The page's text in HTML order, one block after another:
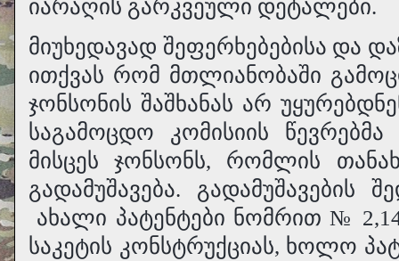
იარაღის გარკვეული დეტალები.
მიუხედავად შეფერხებებისა და
ითქვას რომ მთლიანობაში
ჯონსონის შაშხანას არ
საგამოცდო კომისიის
მისცეს ჯონსონს, რომლის
გადამუშავება. გადამუშავების
ახალი პატენტები ნომრით №
საკეტის კონსტრუქციას, ხოლო